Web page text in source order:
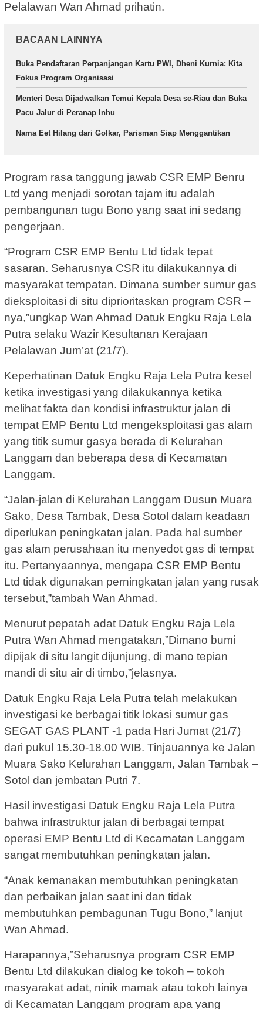
Pelalawan Wan Ahmad prihatin.
BACAAN LAINNYA
Buka Pendaftaran Perpanjangan Kartu PWI, Dheni Kurnia: Kita
Fokus Program Organisasi
Menteri Desa Dijadwalkan Temui Kepala Desa se-Riau dan Buka
Pacu Jalur di Peranap Inhu
Nama Eet Hilang dari Golkar, Parisman Siap Menggantikan
Program rasa tanggung jawab CSR EMP Benru
Ltd yang menjadi sorotan tajam itu adalah
pembangunan tugu Bono yang saat ini sedang
pengerjaan.
“Program CSR EMP Bentu Ltd tidak tepat
sasaran. Seharusnya CSR itu dilakukannya di
masyarakat tempatan. Dimana sumber sumur gas
dieksploitasi di situ diprioritaskan program CSR –
nya,”ungkap Wan Ahmad Datuk Engku Raja Lela
Putra selaku Wazir Kesultanan Kerajaan
Pelalawan Jum’at (21/7).
Keperhatinan Datuk Engku Raja Lela Putra kesel
ketika investigasi yang dilakukannya ketika
melihat fakta dan kondisi infrastruktur jalan di
tempat EMP Bentu Ltd mengeksploitasi gas alam
yang titik sumur gasya berada di Kelurahan
Langgam dan beberapa desa di Kecamatan
Langgam.
“Jalan-jalan di Kelurahan Langgam Dusun Muara
Sako, Desa Tambak, Desa Sotol dalam keadaan
diperlukan peningkatan jalan. Pada hal sumber
gas alam perusahaan itu menyedot gas di tempat
itu. Pertanyaannya, mengapa CSR EMP Bentu
Ltd tidak digunakan perningkatan jalan yang rusak
tersebut,”tambah Wan Ahmad.
Menurut pepatah adat Datuk Engku Raja Lela
Putra Wan Ahmad mengatakan,”Dimano bumi
dipijak di situ langit dijunjung, di mano tepian
mandi di situ air di timbo,”jelasnya.
Datuk Engku Raja Lela Putra telah melakukan
investigasi ke berbagai titik lokasi sumur gas
SEGAT GAS PLANT -1 pada Hari Jumat (21/7)
dari pukul 15.30-18.00 WIB. Tinjauannya ke Jalan
Muara Sako Kelurahan Langgam, Jalan Tambak –
Sotol dan jembatan Putri 7.
Hasil investigasi Datuk Engku Raja Lela Putra
bahwa infrastruktur jalan di berbagai tempat
operasi EMP Bentu Ltd di Kecamatan Langgam
sangat membutuhkan peningkatan jalan.
“Anak kemanakan membutuhkan peningkatan
dan perbaikan jalan saat ini dan tidak
membutuhkan pembagunan Tugu Bono,” lanjut
Wan Ahmad.
Harapannya,”Seharusnya program CSR EMP
Bentu Ltd dilakukan dialog ke tokoh – tokoh
masyarakat adat, ninik mamak atau tokoh lainya
di Kecamatan Langgam program apa yang